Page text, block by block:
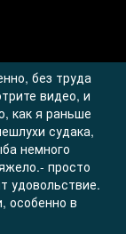
без труда
видео, и
как я раньше
судака,
немного
просто
удовольствие.
особенно в